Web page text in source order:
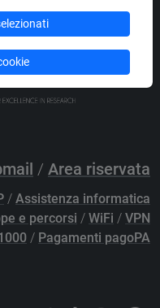
legali
/ Area riservata
/ Assistenza informatica
e percorsi / WiFi / VPN
/ Pagamenti pagoPA